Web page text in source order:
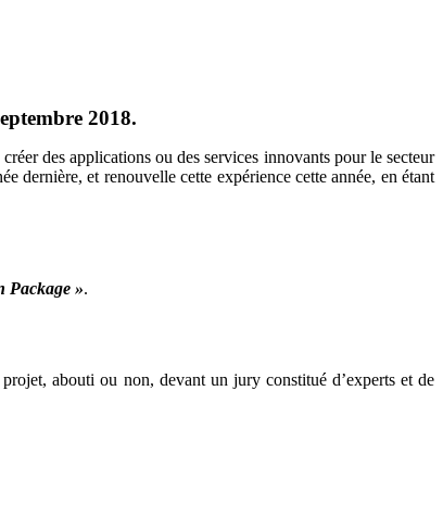
2018.
des applications ou des services innovants pour le secteur
dernière, et renouvelle cette expérience cette année, en étant
Package ».
abouti ou non, devant un jury constitué d’experts et de